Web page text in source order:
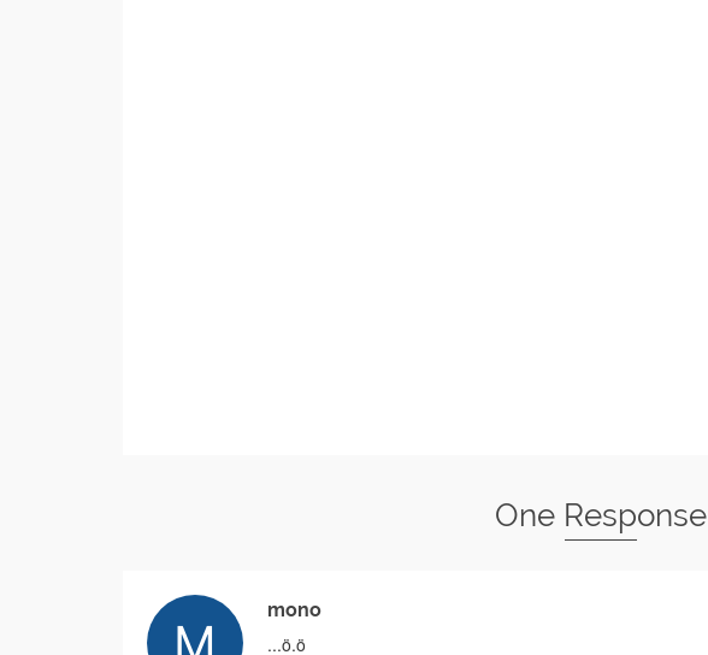
One Response
mono
...ö.ö